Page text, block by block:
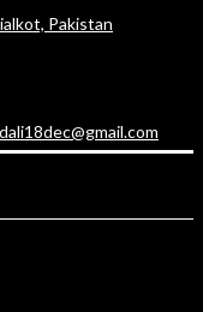
Pakistan